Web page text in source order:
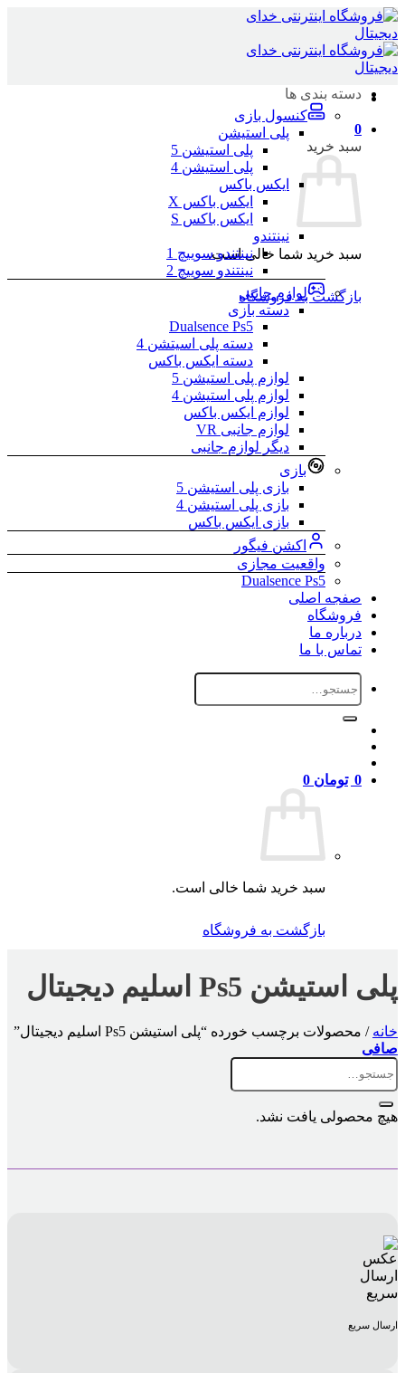
Skip
to
content
0
سبد خرید
سبد خرید شما خالی است.
بازگشت به فروشگاه
دسته بندی ها
کنسول بازی
پلی استیشن
پلی استیشن 5
پلی استیشن 4
ایکس باکس
ایکس باکس X
ایکس باکس S
نینتندو
نینتندو سوییچ 1
نینتندو سوییچ 2
لوازم جانبی
دسته بازی
Dualsence Ps5
دسته پلی اسیتشن 4
دسته ایکس باکس
لوازم پلی استیشن 5
لوازم پلی استیشن 4
لوازم ایکس باکس
لوازم جانبی VR
دیگر لوازم جانبی
بازی
بازی پلی استیشن 5
بازی پلی استیشن 4
بازی ایکس باکس
اکشن فیگور
واقعیت مجازی
Dualsence Ps5
صفجه اصلی
فروشگاه
درباره ما
تماس با ما
جستجو
برای:
0 تومان 0
سبد خرید شما خالی است.
بازگشت به فروشگاه
پلی استیشن Ps5 اسلیم دیجیتال
خانه / محصولات برچسب خورده “پلی استیشن Ps5 اسلیم دیجیتال”
صافی
جستجو
برای:
هیچ محصولی یافت نشد.
ارسال سریع